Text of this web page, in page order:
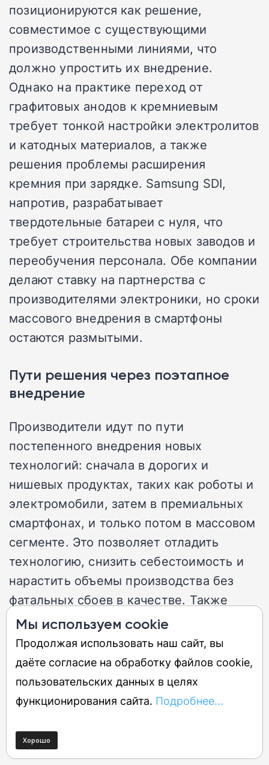
позиционируются как решение,
совместимое с существующими
производственными линиями, что
должно упростить их внедрение.
Однако на практике переход от
графитовых анодов к кремниевым
требует тонкой настройки электролитов
и катодных материалов, а также
решения проблемы расширения
кремния при зарядке. Samsung SDI,
напротив, разрабатывает
твердотельные батареи с нуля, что
требует строительства новых заводов и
переобучения персонала. Обе компании
делают ставку на партнерства с
производителями электроники, но сроки
массового внедрения в смартфоны
остаются размытыми.
Пути решения через поэтапное
внедрение
Производители идут по пути
постепенного внедрения новых
технологий: сначала в дорогих и
нишевых продуктах, таких как роботы и
электромобили, затем в премиальных
смартфонах, и только потом в массовом
сегменте. Это позволяет отладить
технологию, снизить себестоимость и
нарастить объемы производства без
фатальных сбоев в качестве. Также
важно, что новые батареи предлагают
значительный запас по цикличности —
до трех тысяч циклов, что означает, что
устройство может прослужить пять-
семь лет без существенной деградации
замены смартфонов.
Мы используем cookie
Продолжая использовать наш сайт, вы
даёте согласие на обработку файлов cookie,
пользовательских данных в целях
функционирования сайта. Подробнее...